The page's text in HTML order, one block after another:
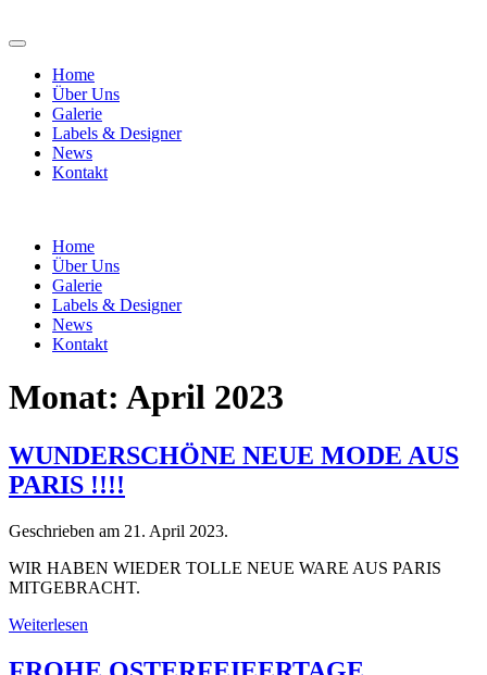
Home
Über Uns
Galerie
Labels & Designer
News
Kontakt
Home
Über Uns
Galerie
Labels & Designer
News
Kontakt
Monat: April 2023
WUNDERSCHÖNE NEUE MODE AUS
PARIS !!!!
Geschrieben am 21. April 2023.
WIR HABEN WIEDER TOLLE NEUE WARE AUS PARIS
MITGEBRACHT.
Weiterlesen